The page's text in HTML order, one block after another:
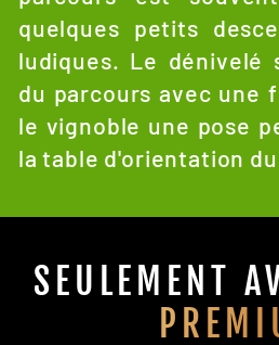
quelques petits
ludiques. Le dénivelé
du parcours avec une
le vignoble une pose
la table d'orientation
SEULEMENT